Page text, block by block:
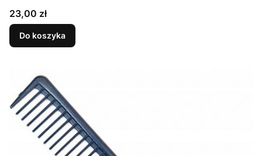
Cena
23,00 zł
Do koszyka